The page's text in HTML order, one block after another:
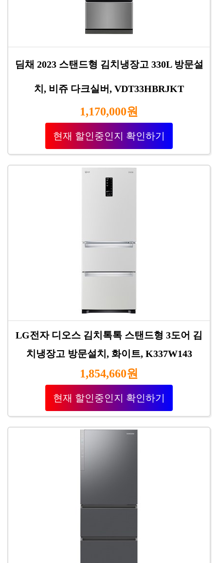
딤채 2023 스탠드형 김치냉장고 330L 방문설
치, 비쥬 다크실버, VDT33HBRJKT
1,170,000원
현재 할인중인지 확인하기
LG전자 디오스 김치톡톡 스탠드형 3도어 김
치냉장고 방문설치, 화이트, K337W143
1,854,660원
현재 할인중인지 확인하기